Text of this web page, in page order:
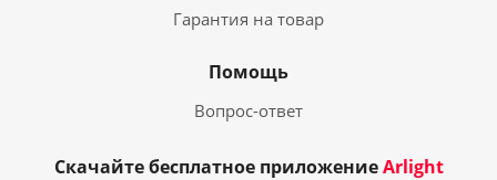
Гарантия на товар
Помощь
Вопрос-ответ
Скачайте бесплатное приложениеArlight